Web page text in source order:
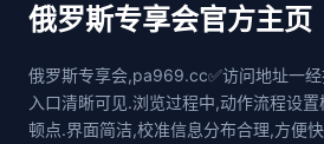
俄罗斯专享会官方主页
俄罗斯专享会,pa969.cc✅访问地址一
入口清晰可见.浏览过程中,动作流程设
顿点.界面简洁,校准信息分布合理,方便